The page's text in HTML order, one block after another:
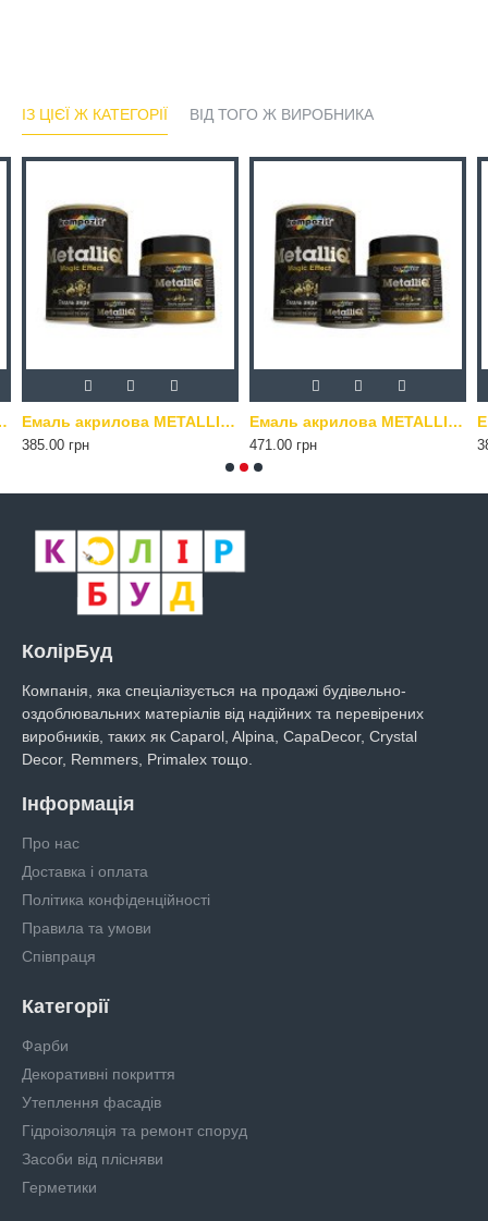
ІЗ ЦІЄЇ Ж КАТЕГОРІЇ ВІД ТОГО Ж ВИРОБНИКА
0.5 кг мідь Емаль акрилова METALLIQ Kompozit 0.5 кг платина
385.00 грн
Емаль акрилова METALLIQ Kompozit 0.5 кг римське золото
471.00 грн
КолірБуд
Компанія, яка спеціалізується на продажі будівельно-
оздоблювальних матеріалів від надійних та перевірених
виробників, таких як Caparol, Alpina, CapaDecor, Crystal
Decor, Remmers, Primalex тощо.
Інформація
Про нас
Доставка і оплата
Політика конфіденційності
Правила та умови
Співпраця
Категорії
Фарби
Декоративні покриття
Утеплення фасадів
Гідроізоляція та ремонт споруд
Засоби від плісняви
Герметики